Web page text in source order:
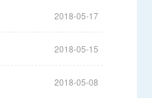
2018-05-17
2018-05-15
2018-05-08